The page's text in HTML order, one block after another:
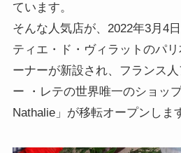
ています。
そんな人気店が、2022年3月4
ティエ・ド・ヴィラットのパ
ーナーが新設され、フランス
ー ・レテの世界唯一のショッ
Nathalie」が移転オープンしま